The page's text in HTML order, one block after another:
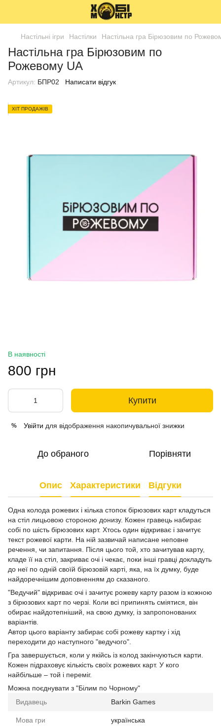
Настільні ігри Настілки Настільна гра Бірюзовим по
Настільна гра Бірюзовим по
Рожевому UA
Артикул: БПР02 Написати відгук
ХІТ ПРОДАЖІВ
В наявності
800 грн
Купити
% Увійти для відображення накопичувальної знижки
До обраного Порівняти
Опис Характеристики Відгуки
Одна колода рожевих і кілька стопок бірюзових карт кладуться
на стіл лицьовою стороною донизу. Кожен гравець набирає
собі по шість бірюзових карт. Хтось один відкриває і зачитує
текст рожевої карти. На ній зазвичай написане неповне
речення, чи запитання. Після цього той, хто зачитував карту,
кладе її на стіл, закриває очі і чекає, поки інші гравці докладуть
до неї по одній своїй бірюзовій карті, яка, на їх думку, буде
найдоречнішим доповненням до сказаного.
"Ведучий" відкриває очі і зачитує рожеву карту разом із кожною
з бірюзових карт по черзі. Коли всі припинять сміятися, він
обирає найдотепніший, на свою думку, із запропонованих
варіантів.
Автор цього варіанту забирає собі рожеву картку і хід
переходити до наступного "ведучого".
Гра завершується, коли у якійсь із колод закінчуються карти.
Кожен підраховує кількість своїх рожевих карт. У кого
найбільше – той і переміг.
Можна поєднувати з "Білим по Чорному"
Видавець
Barkin Games
Мова гри українська